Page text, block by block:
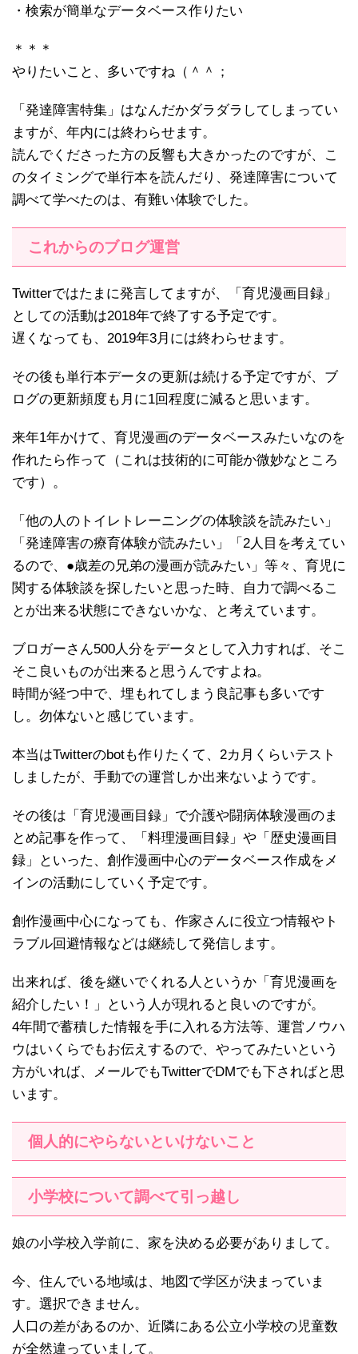
・検索が簡単なデータベース作りたい
＊＊＊
やりたいこと、多いですね（＾＾；
「発達障害特集」はなんだかダラダラしてしまってい
ますが、年内には終わらせます。
読んでくださった方の反響も大きかったのですが、こ
のタイミングで単行本を読んだり、発達障害について
調べて学べたのは、有難い体験でした。
これからのブログ運営
Twitterではたまに発言してますが、「育児漫画目録」
としての活動は2018年で終了する予定です。
遅くなっても、2019年3月には終わらせます。
その後も単行本データの更新は続ける予定ですが、ブ
ログの更新頻度も月に1回程度に減ると思います。
来年1年かけて、育児漫画のデータベースみたいなのを
作れたら作って（これは技術的に可能か微妙なところ
です）。
「他の人のトイレトレーニングの体験談を読みたい」
「発達障害の療育体験が読みたい」「2人目を考えてい
るので、●歳差の兄弟の漫画が読みたい」等々、育児に
関する体験談を探したいと思った時、自力で調べるこ
とが出来る状態にできないかな、と考えています。
ブロガーさん500人分をデータとして入力すれば、そこ
そこ良いものが出来ると思うんですよね。
時間が経つ中で、埋もれてしまう良記事も多いです
し。勿体ないと感じています。
本当はTwitterのbotも作りたくて、2カ月くらいテスト
しましたが、手動での運営しか出来ないようです。
その後は「育児漫画目録」で介護や闘病体験漫画のま
とめ記事を作って、「料理漫画目録」や「歴史漫画目
録」といった、創作漫画中心のデータベース作成をメ
インの活動にしていく予定です。
創作漫画中心になっても、作家さんに役立つ情報やト
ラブル回避情報などは継続して発信します。
出来れば、後を継いでくれる人というか「育児漫画を
紹介したい！」という人が現れると良いのですが。
4年間で蓄積した情報を手に入れる方法等、運営ノウハ
ウはいくらでもお伝えするので、やってみたいという
方がいれば、メールでもTwitterでDMでも下さればと思
います。
個人的にやらないといけないこと
小学校について調べて引っ越し
娘の小学校入学前に、家を決める必要がありまして。
今、住んでいる地域は、地図で学区が決まっていま
す。選択できません。
人口の差があるのか、近隣にある公立小学校の児童数
が全然違っていまして。